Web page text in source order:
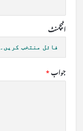
اٹیچمنٹ
فائل منتخب کریں۔
جواب *